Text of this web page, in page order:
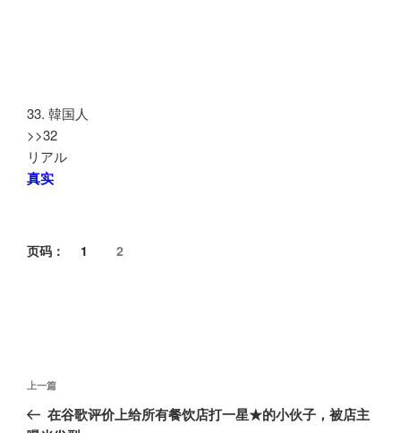
33. 韓国人
>>32
リアル
真实
页码： 1 2
文
导
上
一
上一篇
在谷歌评价上给所有餐饮店打一星★的小伙子，被店主